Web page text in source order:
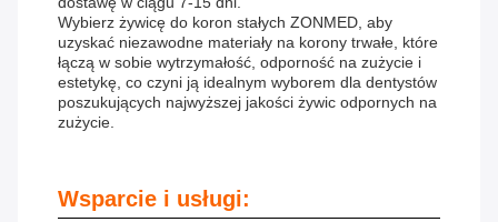
Wybierz żywicę do koron stałych ZONMED, aby
uzyskać niezawodne materiały na korony trwałe, które
łączą w sobie wytrzymałość, odporność na zużycie i
estetykę, co czyni ją idealnym wyborem dla dentystów
poszukujących najwyższej jakości żywic odpornych na
zużycie.
Wsparcie i usługi: